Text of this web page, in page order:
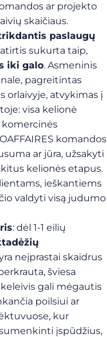
ar projekto
skaičiaus.
paslaugų
sukurta taip,
iki galo. Asmeninis
pagreitintas
orlaivyje, atvykimas į
visa kelionė
komandos
ar jūra, užsakyti
kelionės etapus.
ieškantiems
valdyti visą judumo
: dėl 1-1 eilių
neįprastai skaidrus
šviesa
gali mėgautis
poilsiui ar
kur
įspūdžius,